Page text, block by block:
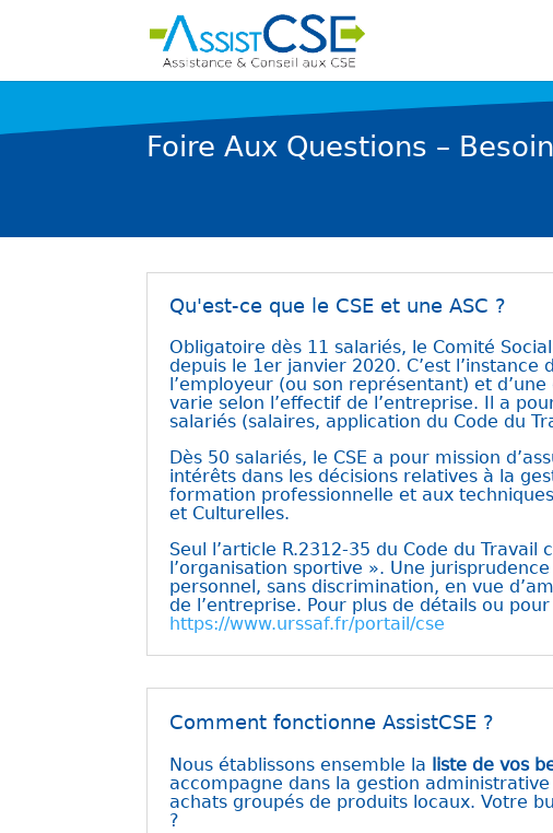
Foire Aux Questions –
Qu'est-ce que le CSE et une ASC ?
Obligatoire dès 11 salariés, le Comité
depuis le 1er janvier 2020. C’est
l’employeur (ou son représentant) et
varie selon l’effectif de l’entreprise. Il a
salariés (salaires, application du Code du
Dès 50 salariés, le CSE a pour mission
intérêts dans les décisions relatives à la
formation professionnelle et aux
et Culturelles.
Seul l’article R.2312-35 du Code du
l’organisation sportive ». Une
personnel, sans discrimination, en vue
de l’entreprise. Pour plus de détails ou
https://www.urssaf.fr/portail/cse
Comment fonctionne AssistCSE ?
Nous établissons ensemble la liste de vos
accompagne dans la gestion
achats groupés de produits locaux. Votre
?